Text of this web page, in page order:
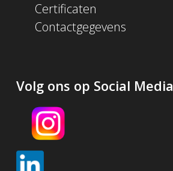
Certificaten
Contactgegevens
Volg ons op Social Media